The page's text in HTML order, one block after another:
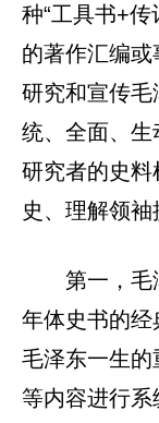
种“工具书+
的著作汇编或
研究和宣传
统、全面、
研究者的史
史、理解领袖
第一，毛
年体史书的
毛泽东一生
等内容进行